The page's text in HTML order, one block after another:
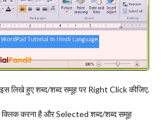
लिखे हुए शब्द/शब्द समूह पर Right Click कीजिए.
करना है और Selected शब्द/शब्द समूह